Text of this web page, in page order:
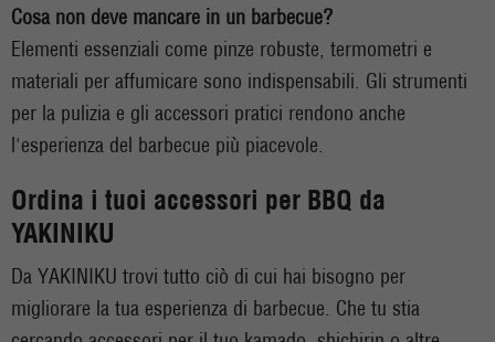
Cosa non deve mancare in un barbecue?
Elementi essenziali come pinze robuste, termometri e
materiali per affumicare sono indispensabili. Gli strumenti
per la pulizia e gli accessori pratici rendono anche
l'esperienza del barbecue più piacevole.
Ordina i tuoi accessori per BBQ da
YAKINIKU
Da YAKINIKU trovi tutto ciò di cui hai bisogno per
migliorare la tua esperienza di barbecue. Che tu stia